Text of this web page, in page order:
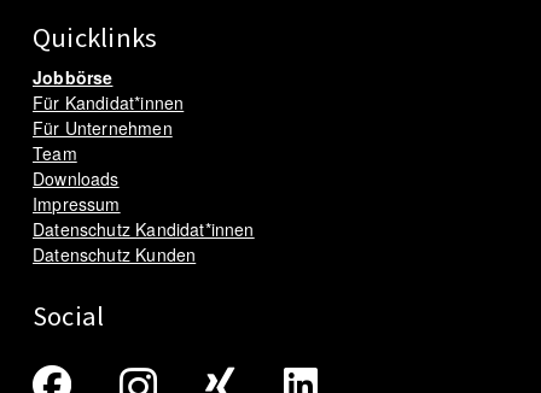
Quicklinks
Jobbörse
Für Kandidat*innen
Für Unternehmen
Team
Downloads
Impressum
Datenschutz Kandidat*innen
Datenschutz Kunden
Social